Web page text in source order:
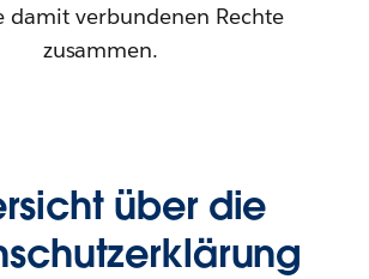
damit verbundenen Rechte
zusammen.
über die